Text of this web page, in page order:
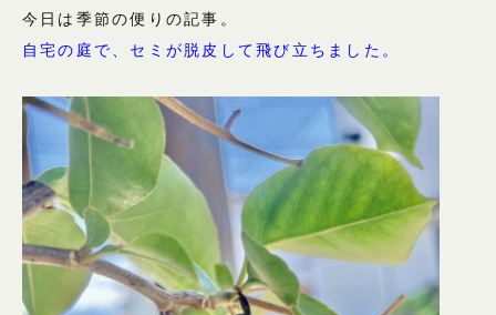
今日は季節の便りの記事。
自宅の庭で、セミが脱皮して飛び立ちました。